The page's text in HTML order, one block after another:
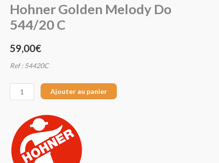
Hohner Golden Melody Do
544/20 C
59,00€
Ref : 54420C
Ajouter au panier